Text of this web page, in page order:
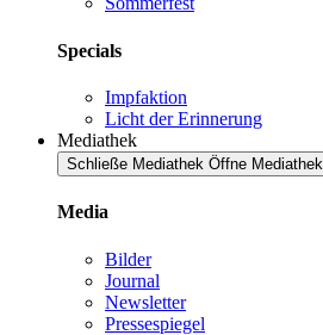
Specials
Impfaktion
Licht der Erinnerung
Mediathek
Schließe Mediathek Öffne Mediathek
Media
Bilder
Journal
Newsletter
Pressespiegel